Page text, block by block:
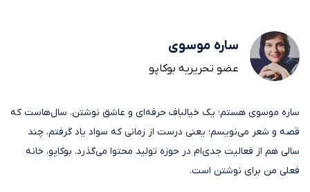
ساره موسوی
عضو تحریریه بوکاپو
ساره موسوی هستم؛ یک خیالباف حرفه‌ای و عاشق نوشتن. سال‌هاست که
قصه و شعر می‌نویسم؛ یعنی درست از زمانی که سواد یاد گرفتم. چند
سالی هم از فعالیت جدی‌ام در حوزه تولید محتوا می‌گذرد. بوکاپو، خانه
فعلی من برای نوشتن است.